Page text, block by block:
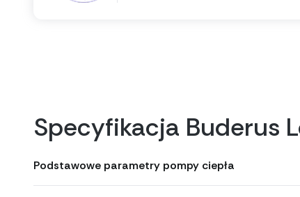
Specyfikacja Buderus
Podstawowe parametry pompy ciepła